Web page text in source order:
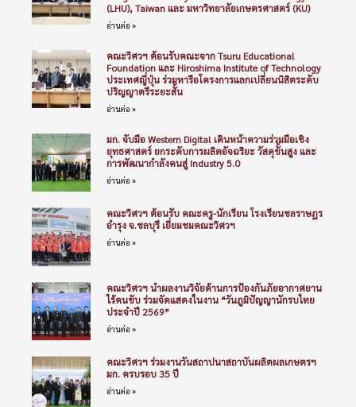
(LHU), Taiwan และ มหาวิทยาลัยเกษตรศาสตร์ (KU)
อ่านต่อ »
คณะวิศวฯ ต้อนรับคณะจาก Tsuru Educational
Foundation และ Hiroshima Institute of Technology
ประเทศญี่ปุ่น ร่วมหารือโครงการแลกเปลี่ยนนิสิตระดับ
ปริญญาตรีระยะสั้น
อ่านต่อ »
มก. จับมือ Western Digital เดินหน้าความร่วมมือเชิง
ยุทธศาสตร์ ยกระดับการผลิตอัจฉริยะ วัสดุขั้นสูง และ
การพัฒนากำลังคนสู่ Industry 5.0
อ่านต่อ »
คณะวิศวฯ ต้อนรับ คณะครู-นักเรียน โรงเรียนชลราษฎร
อำรุง จ.ชลบุรี เยี่ยมชมคณะวิศวฯ
อ่านต่อ »
คณะวิศวฯ นำผลงานวิจัยด้านการป้องกันภัยอากาศยาน
ไร้คนขับ ร่วมจัดแสดงในงาน “วันภูมิปัญญานักรบไทย
ประจำปี 2569”
อ่านต่อ »
คณะวิศวฯ ร่วมงานวันสถาปนาสถาบันผลิตผลเกษตรฯ
มก. ครบรอบ 35 ปี
อ่านต่อ »